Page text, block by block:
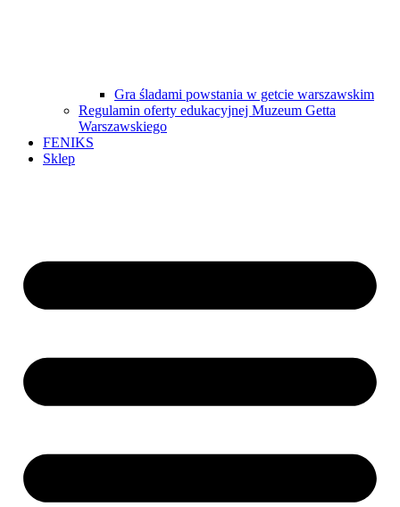
Gra śladami powstania w getcie warszawskim
Regulamin oferty edukacyjnej Muzeum Getta
Warszawskiego
FENIKS
Sklep